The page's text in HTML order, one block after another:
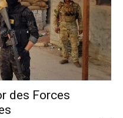
des Forces